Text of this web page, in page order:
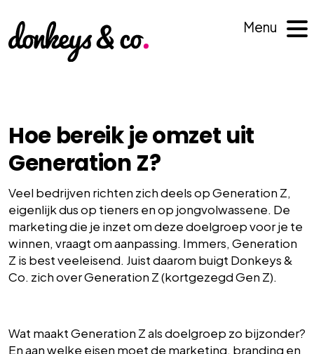
Menu
Hoe bereik je omzet uit
Generation Z?
Veel bedrijven richten zich deels op Generation Z,
eigenlijk dus op tieners en op jongvolwassene. De
marketing die je inzet om deze doelgroep voor je te
winnen, vraagt om aanpassing. Immers, Generation
Z is best veeleisend. Juist daarom buigt Donkeys &
Co. zich over Generation Z (kortgezegd Gen Z).
Wat maakt Generation Z als doelgroep zo bijzonder?
En aan welke eisen moet de marketing, branding en